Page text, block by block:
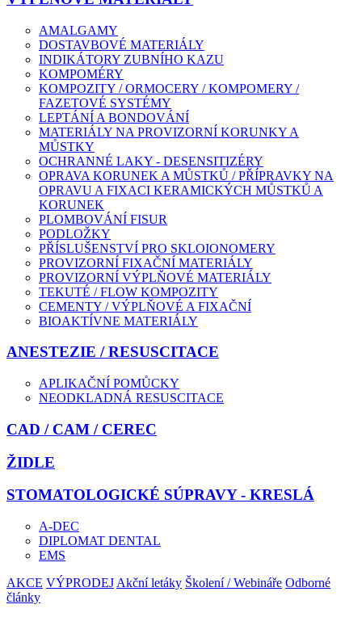
AMALGAMY
DOSTAVBOVÉ MATERIÁLY
INDIKÁTORY ZUBNÍHO KAZU
KOMPOMÉRY
KOMPOZITY / ORMOCERY / KOMPOMERY /
FAZETOVÉ SYSTÉMY
LEPTÁNÍ A BONDOVÁNÍ
MATERIÁLY NA PROVIZORNÍ KORUNKY A
MŮSTKY
OCHRANNÉ LAKY - DESENSITIZÉRY
OPRAVA KORUNEK A MŮSTKŮ / PŘÍPRAVKY NA
OPRAVU A FIXACI KERAMICKÝCH MŮSTKŮ A
KORUNEK
PLOMBOVÁNÍ FISUR
PODLOŽKY
PŘÍSLUŠENSTVÍ PRO SKLOIONOMERY
PROVIZORNÍ FIXAČNÍ MATERIÁLY
PROVIZORNÍ VÝPLŇOVÉ MATERIÁLY
TEKUTÉ / FLOW KOMPOZITY
CEMENTY / VÝPLŇOVÉ A FIXAČNÍ
BIOAKTÍVNE MATERIÁLY
ANESTEZIE / RESUSCITACE
APLIKAČNÍ POMŮCKY
NEODKLADNÁ RESUSCITACE
CAD / CAM / CEREC
ŽIDLE
STOMATOLOGICKÉ SÚPRAVY - KRESLÁ
A-DEC
DIPLOMAT DENTAL
EMS
AKCE VÝPRODEJ Akční letáky Školení / Webináře Odborné
články